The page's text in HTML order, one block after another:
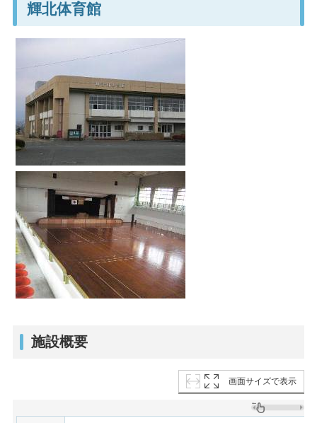
輝北体育館
施設概要
画面サイズで表示